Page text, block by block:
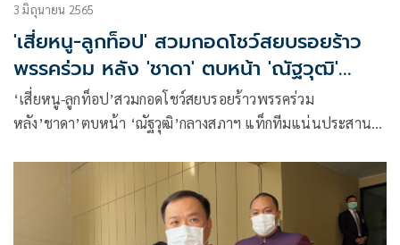
3 มิถุนายน 2565
'เสี่ยหนู-ลูกท็อป' สวมกอดโชว์สยบรอยร้าว
พรรคร่วม หลัง 'ชาดา' ตบหน้า 'ณัฐวุฒิ'
กลางสภาฯ
‘เสี่ยหนู-ลูกท็อป’สวมกอดโชว์สยบรอยร้าวพรรคร่วม
หลัง’ชาดา’ตบหน้า ‘ณัฐวุฒิ’กลางสภาฯ แท็กทีมแน่นประสาน